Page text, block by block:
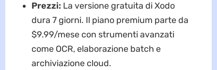
Prezzi: La versione gratuita di Xodo
dura 7 giorni. Il piano premium parte da
$9.99/mese con strumenti avanzati
come OCR, elaborazione batch e
archiviazione cloud.